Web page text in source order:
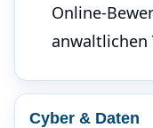
Online-
anwaltlichen
Cyber & Daten